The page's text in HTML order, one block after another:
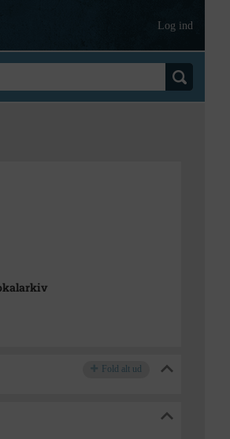
Log ind
Fold alt ud